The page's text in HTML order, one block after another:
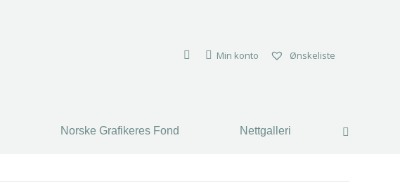
Min konto Ønskeliste
Norske Grafikeres Fond Nettgalleri Search: